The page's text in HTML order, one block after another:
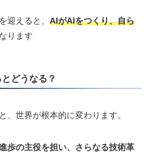
迎えると、AIがAIをつくり、自ら
ります
どうなる？
、世界が根本的に変わります。
歩の主役を担い、さらなる技術革